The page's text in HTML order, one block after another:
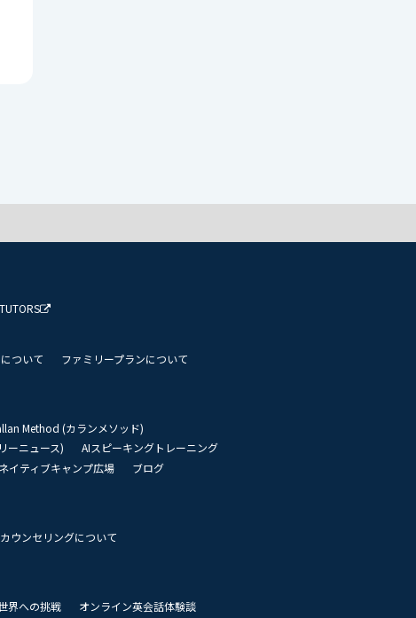
ついて
ファミリープランについて
Method (カランメソッド)
ーニュース)
AIスピーキングトレーニング
ネイティブキャンプ広場
ブログ
カウンセリングについて
界への挑戦 オンライン英会話体験談